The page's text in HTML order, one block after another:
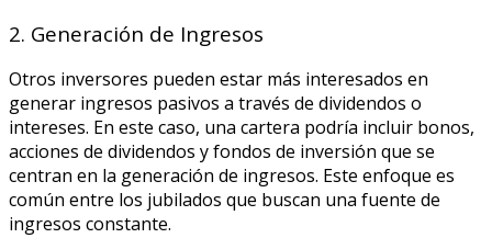
2. Generación de Ingresos
Otros inversores pueden estar más interesados en
generar ingresos pasivos a través de dividendos o
intereses. En este caso, una cartera podría incluir bonos,
acciones de dividendos y fondos de inversión que se
centran en la generación de ingresos. Este enfoque es
común entre los jubilados que buscan una fuente de
ingresos constante.